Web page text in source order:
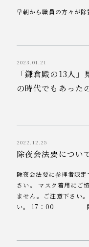
早朝から職員の方々が除
2023.01.21
「鎌倉殿の13人
の時代でもあった
2022.12.25
除夜会法要につい
除夜会法要に参拝者限
さい。 マスク着用にご
ません。ご注意下さい
い。 17：00 閉